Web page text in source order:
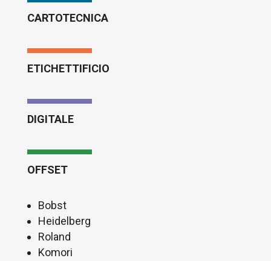
CARTOTECNICA
ETICHETTIFICIO
DIGITALE
OFFSET
Bobst
Heidelberg
Roland
Komori